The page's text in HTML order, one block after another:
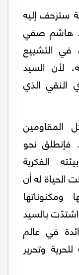
ستزحف إليه
هاشم صفي
في التشييع
لأن السيد
النقي الذي
المقاومين
فإنطلق نحو
الفكرية
الحياة له أن
ومكنوناتها
بالسيد
في عالم
وتحرير